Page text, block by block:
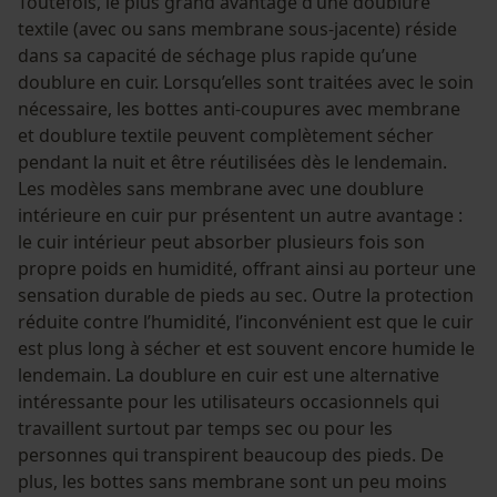
textile (avec ou sans membrane sous-jacente) réside
dans sa capacité de séchage plus rapide qu’une
doublure en cuir. Lorsqu’elles sont traitées avec le soin
nécessaire, les bottes anti-coupures avec membrane
et doublure textile peuvent complètement sécher
pendant la nuit et être réutilisées dès le lendemain.
Les modèles sans membrane avec une doublure
intérieure en cuir pur présentent un autre avantage :
le cuir intérieur peut absorber plusieurs fois son
propre poids en humidité, offrant ainsi au porteur une
sensation durable de pieds au sec. Outre la protection
réduite contre l’humidité, l’inconvénient est que le cuir
est plus long à sécher et est souvent encore humide le
lendemain. La doublure en cuir est une alternative
intéressante pour les utilisateurs occasionnels qui
travaillent surtout par temps sec ou pour les
personnes qui transpirent beaucoup des pieds. De
plus, les bottes sans membrane sont un peu moins
Econda Analytics
Mouseflow Web Analytics Tool
Fact-Finder Tracking
Cookies de performance et de
fonctionnalité
Loop54 Personalization
Page d'accueil personnalisée
Panier sauvegardé